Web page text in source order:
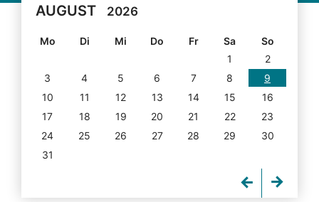
AUGUST 2026
Mo Di Mi Do Fr Sa
So
1
2
3
4 5 6 7 8
9
10
11 12 13 14 15
16
17
18 19 20 21 22
23
24
25 26 27 28 29
30
31